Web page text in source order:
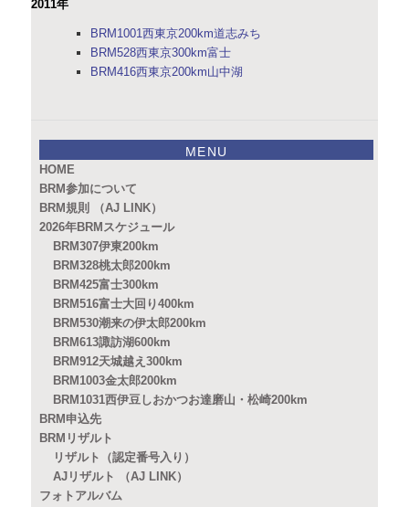
2011年
BRM1001西東京200km道志みち
BRM528西東京300km富士
BRM416西東京200km山中湖
MENU
HOME
BRM参加について
BRM規則 （AJ LINK）
2026年BRMスケジュール
BRM307伊東200km
BRM328桃太郎200km
BRM425富士300km
BRM516富士大回り400km
BRM530潮来の伊太郎200km
BRM613諏訪湖600km
BRM912天城越え300km
BRM1003金太郎200km
BRM1031西伊豆しおかつお達磨山・松崎200km
BRM申込先
BRMリザルト
リザルト（認定番号入り）
AJリザルト （AJ LINK）
フォトアルバム